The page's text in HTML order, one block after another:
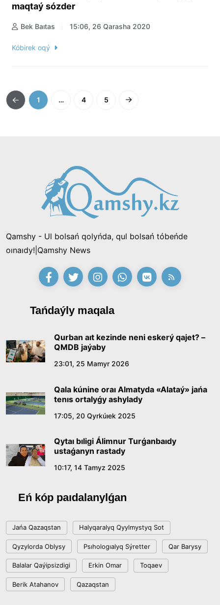
maqtaý sózder
Bek Baıtas 15:06, 26 Qarasha 2020
Kóbirek oqý
1 … 4 5
Qamshy - Ul bolsań qolyńda, qul bolsań tóbeńde
oınaıdy!|Qamshy News
Tańdaýly maqala
Qurban aıt kezinde neni eskerý qajet? –
QMDB jaýaby
23:01, 25 Mamyr 2026
Qala kúnine oraı Almatyda «Alataý» jańa
tenıs ortalyǵy ashylady
17:05, 20 Qyrkúıek 2025
Qytaı bıligi Álimnur Turǵanbaıdy
ustaǵanyn rastady
10:17, 14 Tamyz 2025
Eń kóp paıdalanylǵan
Jańa Qazaqstan Halyqaralyq Qyylmystyq Sot
Qyzylorda Oblysy Psıhologıalyq Sýretter Qar Barysy
Balalar Qaýipsizdigi Erkin Omar Toqaev
Berik Atahanov Qazaqstan